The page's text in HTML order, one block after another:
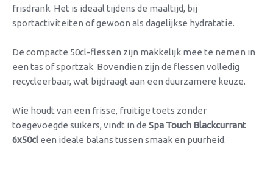
frisdrank. Het is ideaal tijdens de maaltijd, bij
sportactiviteiten of gewoon als dagelijkse hydratatie.
De compacte 50cl-flessen zijn makkelijk mee te nemen in
een tas of sportzak. Bovendien zijn de flessen volledig
recycleerbaar, wat bijdraagt aan een duurzamere keuze.
Wie houdt van een frisse, fruitige toets zonder
toegevoegde suikers, vindt in de Spa Touch Blackcurrant
6x50cl een ideale balans tussen smaak en puurheid.